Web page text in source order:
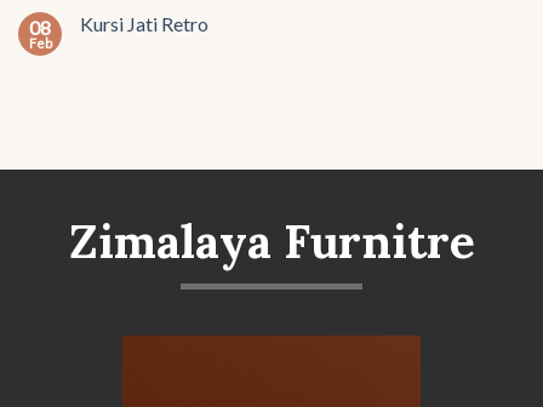
08
Feb
Kursi Jati Retro
Zimalaya Furnitre